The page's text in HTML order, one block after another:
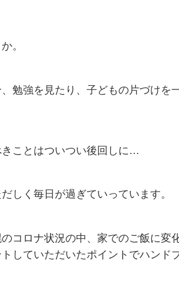
。
勉強を見たり、子どもの片づけを
ことはついつい後回しに…
しく毎日が過ぎていっています。
コロナ状況の中、家でのご飯に変
していただいたポイントでハンド